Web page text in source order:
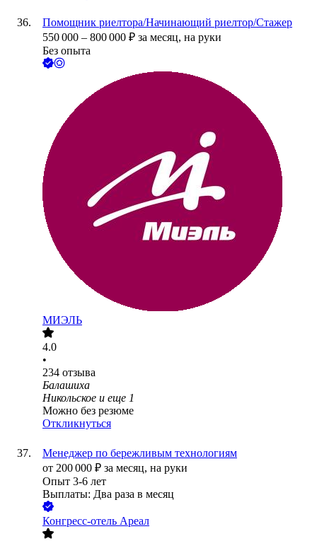
Помощник риелтора/Начинающий риелтор/Стажер
550 000 – 800 000 ₽ за месяц, на руки
Без опыта
МИЭЛЬ
4.0
•
234 отзыва
Балашиха
Никольское и еще 1
Можно без резюме
Откликнуться
Менеджер по бережливым технологиям
от 200 000 ₽ за месяц, на руки
Опыт 3-6 лет
Выплаты: Два раза в месяц
Конгресс-отель Ареал